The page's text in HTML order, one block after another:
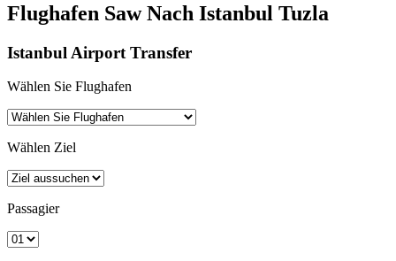
Flughafen Saw Nach Istanbul Tuzla
Istanbul Airport Transfer
Wählen Sie Flughafen
Wählen Ziel
Passagier